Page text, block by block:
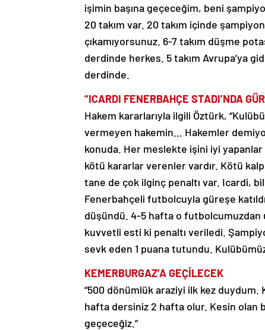
işimin başına geçeceğim, beni
20 takım var. 20 takım içinde
çıkamıyorsunuz. 6-7 takım düşme
derdinde herkes. 5 takım Avrupa’ya
derdinde.
“ICARDI FENERBAHÇE STADI’NDA
Hakem kararlarıyla ilgili Öztürk,
vermeyen hakemin… Hakemler
konuda. Her meslekte işini iyi
kötü kararlar verenler vardır. Kötü
tane de çok ilginç penaltı var. Icardi,
Fenerbahçeli futbolcuyla güreşe
düşündü. 4-5 hafta o futbolcumuzdan
kuvvetli esti ki penaltı veriledi.
sevk eden 1 puana tutundu.
KEMERBURGAZ’A GEÇİLECEK
“500 dönümlük araziyi ilk kez duydum.
hafta dersiniz 2 hafta olur. Kesin olan
geçeceğiz.”